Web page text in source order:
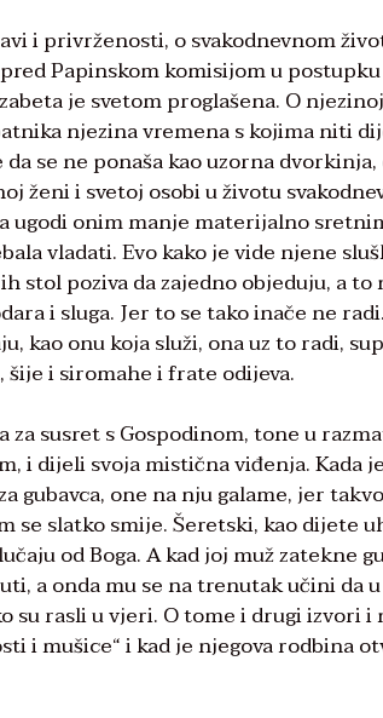
i privrženosti, o svakodnevnom
Papinskom komisijom u
je svetom proglašena. O
njezina vremena s kojima niti
se ne ponaša kao uzorna
ženi i svetoj osobi u životu
onim manje materijalno
vladati. Evo kako je vide njene
poziva da zajedno objeduju, a to
i sluga. Jer to se tako inače ne
kao onu koja služi, ona uz to radi,
i siromahe i frate odijeva.
za susret s Gospodinom, tone u
i dijeli svoja mistična viđenja. Kada
gubavca, one na nju galame, jer
se slatko smije. Šeretski, kao dijete
od Boga. A kad joj muž zatekne
a onda mu se na trenutak učini da
su rasli u vjeri. O tome i drugi izvori
i mušice“ i kad je njegova rodbina